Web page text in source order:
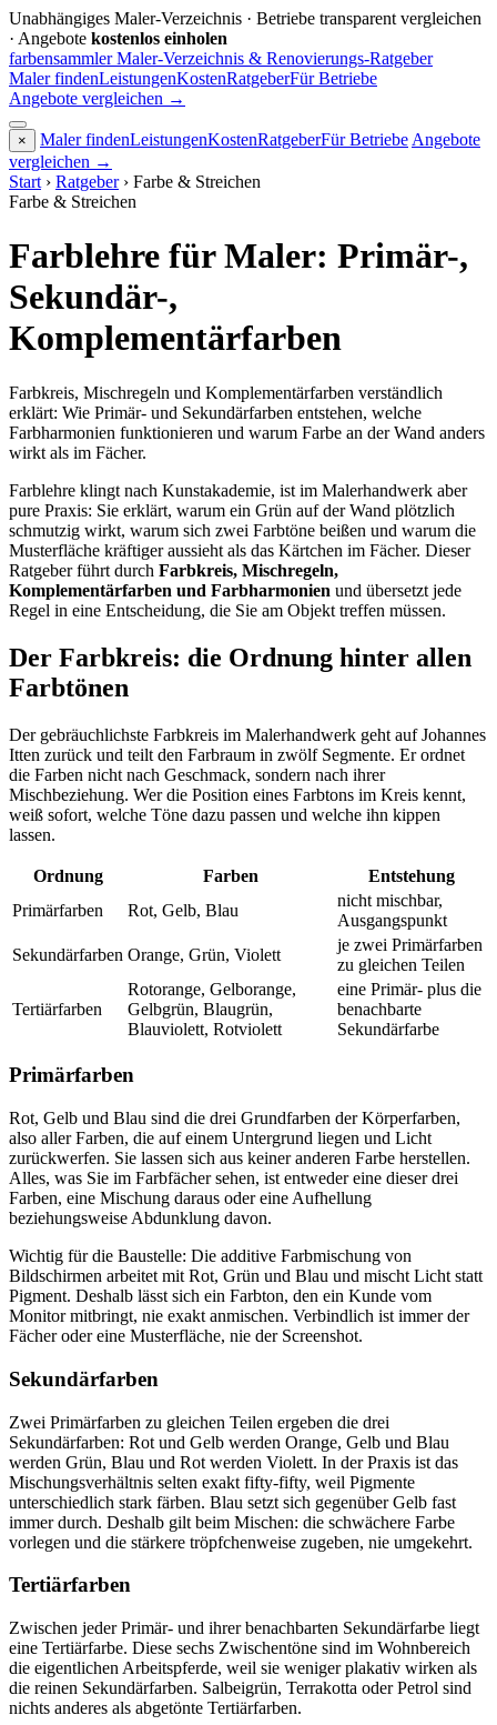
Unabhängiges Maler-Verzeichnis · Betriebe transparent vergleichen
· Angebote kostenlos einholen
farbensammler Maler-Verzeichnis & Renovierungs-Ratgeber
Maler findenLeistungenKostenRatgeberFür Betriebe
Angebote vergleichen →
× Maler findenLeistungenKostenRatgeberFür Betriebe Angebote
vergleichen →
Start › Ratgeber› Farbe & Streichen
Farbe & Streichen
Farblehre für Maler: Primär-,
Sekundär-,
Komplementärfarben
Farbkreis, Mischregeln und Komplementärfarben verständlich
erklärt: Wie Primär- und Sekundärfarben entstehen, welche
Farbharmonien funktionieren und warum Farbe an der Wand anders
wirkt als im Fächer.
Farblehre klingt nach Kunstakademie, ist im Malerhandwerk aber
pure Praxis: Sie erklärt, warum ein Grün auf der Wand plötzlich
schmutzig wirkt, warum sich zwei Farbtöne beißen und warum die
Musterfläche kräftiger aussieht als das Kärtchen im Fächer. Dieser
Ratgeber führt durch Farbkreis, Mischregeln,
Komplementärfarben und Farbharmonien und übersetzt jede
Regel in eine Entscheidung, die Sie am Objekt treffen müssen.
Der Farbkreis: die Ordnung hinter allen
Farbtönen
Der gebräuchlichste Farbkreis im Malerhandwerk geht auf Johannes
Itten zurück und teilt den Farbraum in zwölf Segmente. Er ordnet
die Farben nicht nach Geschmack, sondern nach ihrer
Mischbeziehung. Wer die Position eines Farbtons im Kreis kennt,
weiß sofort, welche Töne dazu passen und welche ihn kippen
lassen.
Ordnung Farben
Entstehung
Primärfarben
Rot, Gelb, Blau
nicht mischbar,
Ausgangspunkt
Sekundärfarben Orange, Grün, Violett
je zwei Primärfarben
zu gleichen Teilen
Tertiärfarben
Rotorange, Gelborange,
Gelbgrün, Blaugrün,
Blauviolett, Rotviolett
eine Primär- plus die
benachbarte
Sekundärfarbe
Primärfarben
Rot, Gelb und Blau sind die drei Grundfarben der Körperfarben,
also aller Farben, die auf einem Untergrund liegen und Licht
zurückwerfen. Sie lassen sich aus keiner anderen Farbe herstellen.
Alles, was Sie im Farbfächer sehen, ist entweder eine dieser drei
Farben, eine Mischung daraus oder eine Aufhellung
beziehungsweise Abdunklung davon.
Wichtig für die Baustelle: Die additive Farbmischung von
Bildschirmen arbeitet mit Rot, Grün und Blau und mischt Licht statt
Pigment. Deshalb lässt sich ein Farbton, den ein Kunde vom
Monitor mitbringt, nie exakt anmischen. Verbindlich ist immer der
Fächer oder eine Musterfläche, nie der Screenshot.
Sekundärfarben
Zwei Primärfarben zu gleichen Teilen ergeben die drei
Sekundärfarben: Rot und Gelb werden Orange, Gelb und Blau
werden Grün, Blau und Rot werden Violett. In der Praxis ist das
Mischungsverhältnis selten exakt fifty-fifty, weil Pigmente
unterschiedlich stark färben. Blau setzt sich gegenüber Gelb fast
immer durch. Deshalb gilt beim Mischen: die schwächere Farbe
vorlegen und die stärkere tröpfchenweise zugeben, nie umgekehrt.
Tertiärfarben
Zwischen jeder Primär- und ihrer benachbarten Sekundärfarbe liegt
eine Tertiärfarbe. Diese sechs Zwischentöne sind im Wohnbereich
die eigentlichen Arbeitspferde, weil sie weniger plakativ wirken als
die reinen Sekundärfarben. Salbeigrün, Terrakotta oder Petrol sind
nichts anderes als abgetönte Tertiärfarben.